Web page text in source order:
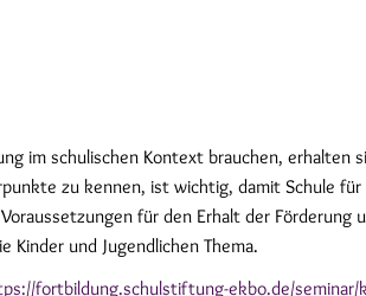
im schulischen Kontext brauchen,
zu kennen, ist wichtig, damit Schule
für den Erhalt der
und Jugendlichen Thema.
fortbildung.schulstiftung-ekbo.de/seminar/